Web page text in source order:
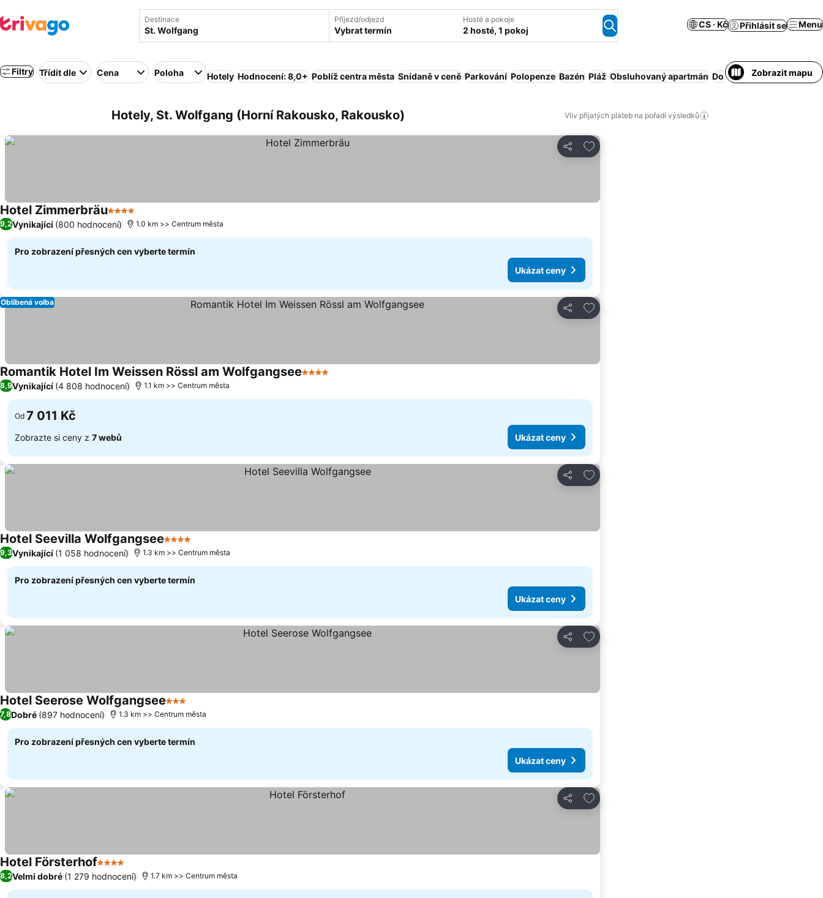
Destinace Příjezd/odjezd
Vybrat termín
Hosté a pokoje
2 hosté, 1 pokoj
CS · Kč Přihlásit se Menu
Filtry Třídit dle Cena Poloha Hotely Hodnocení: 8,0+ Poblíž centra města Snídaně v ceně Parkování Polopenze Bazén Pláž Obsluhovaný apartmán Domácí mazlíčci povoleni
Zobrazit mapu
Hotely, St. Wolfgang (Horní Rakousko, Rakousko) Vliv přijatých plateb na pořadí výsledků
Sdílet
Přidat na seznam oblíbených hotelů
Hotel Zimmerbräu4 Počet hvězdiček
9,2Vynikající (800 hodnocení) 1.0 km >> Centrum města
Pro zobrazení přesných cen vyberte termín
Ukázat ceny
Sdílet
Přidat na seznam oblíbených hotelů
Oblíbená volba
Romantik Hotel Im Weissen Rössl am Wolfgangsee4 Počet hvězdiček
8,9Vynikající (4 808 hodnocení) 1.1 km >> Centrum města
Od 7 011 Kč
Zobrazte si ceny z 7 webů Ukázat ceny
Sdílet
Přidat na seznam oblíbených hotelů
Hotel Seevilla Wolfgangsee4 Počet hvězdiček
9,3Vynikající (1 058 hodnocení) 1.3 km >> Centrum města
Pro zobrazení přesných cen vyberte termín
Ukázat ceny
Sdílet
Přidat na seznam oblíbených hotelů
Hotel Seerose Wolfgangsee3 Počet hvězdiček
7,8Dobré (897 hodnocení) 1.3 km >> Centrum města
Pro zobrazení přesných cen vyberte termín
Ukázat ceny
Sdílet
Přidat na seznam oblíbených hotelů
Hotel Försterhof4 Počet hvězdiček
Ukázat ceny
8,2Velmi dobré (1 279 hodnocení) 1.7 km >> Centrum města